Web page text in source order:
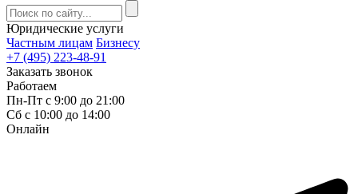
Юридические услуги
Частным лицам Бизнесу
+7 (495) 223-48-91
Заказать звонок
Работаем
Пн-Пт с 9:00 до 21:00
Сб с 10:00 до 14:00
Онлайн